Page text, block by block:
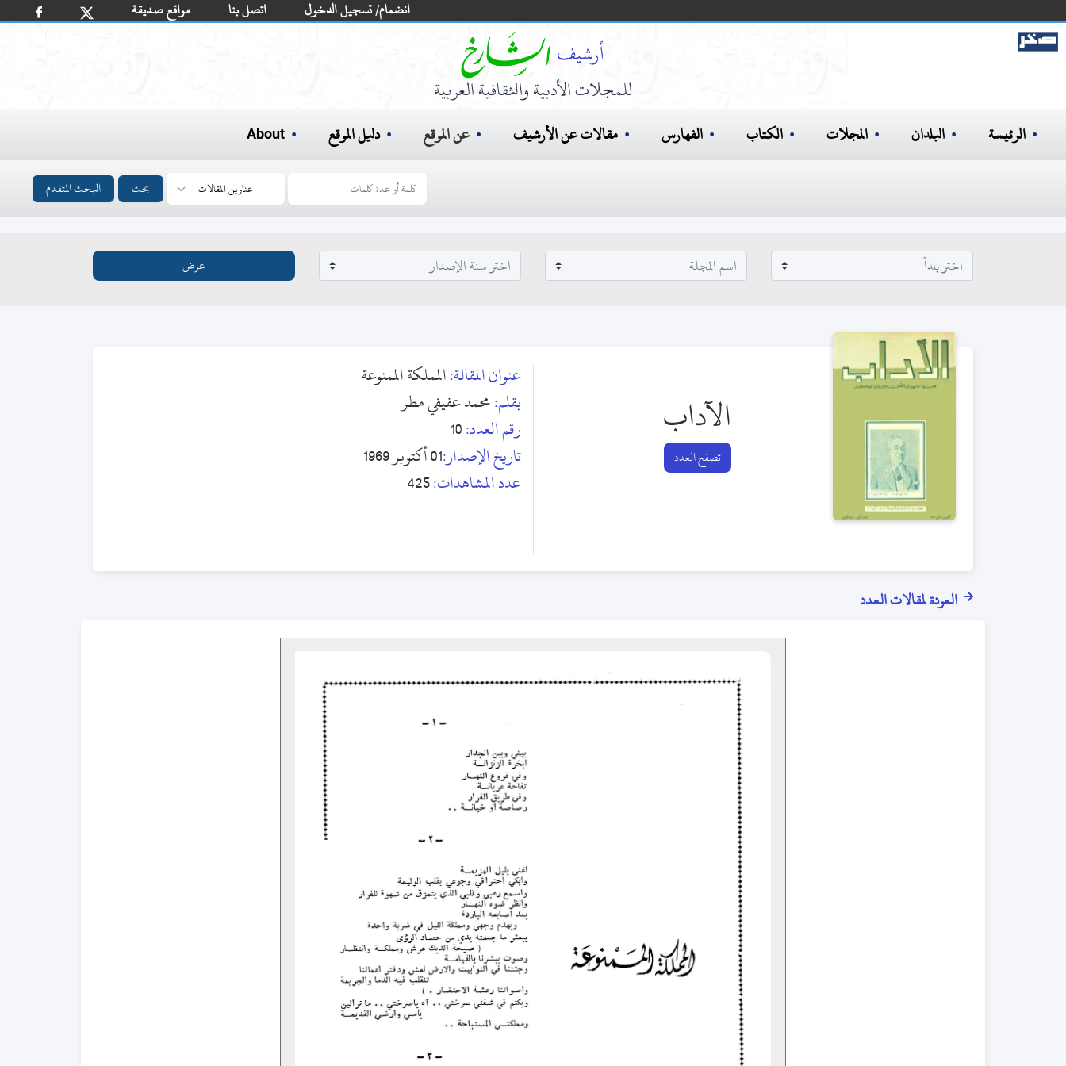
مواقع صديقة اتصل بنا انضمام/ تسجيل الدخول
للمجلات الأدبية والثقافية العربية
الرئيسة البلدان المجلات الكتاب الفهارس مقالات عن الأرشيف عن الموقع دليل الموقع About
بحث البحث المتقدم
الآداب
تصفح العدد
عنوان المقالة:المملكة الممنوعة
بقلم:محمد عفيفي مطر
رقم العدد:10
تاريخ الإصدار:01 أكتوبر 1969
عدد المشاهدات:425
العودة لمقالات العدد